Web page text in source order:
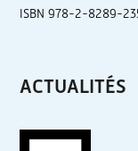
ISBN 978-2-8289-
ACTUALITÉS